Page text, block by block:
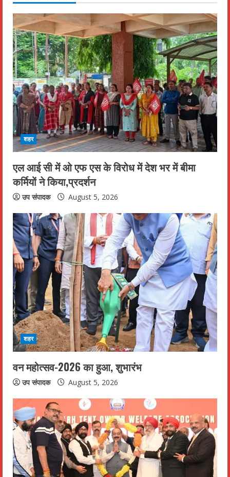
e
R
e
a
d
i
n
g
शहर
एल आई सी में ओ एफ एस के विरोध में देश भर में बीमा
कर्मियों ने किया,प्रदर्शन
उप संपादक August 5, 2026
शहर
वन महोत्सव-2026 का हुआ, शुभारंभ
उप संपादक August 5, 2026